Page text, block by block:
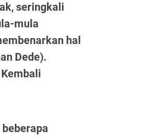
seringkali
mula
hal
Dede).